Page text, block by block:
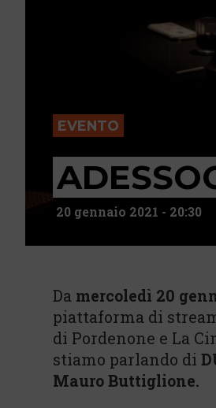
EVENTO
20 gennaio 2021 - 20:30
Da mercoledì 20
piattaforma di
di Pordenone e La
stiamo parlando di
Mauro Buttiglione.